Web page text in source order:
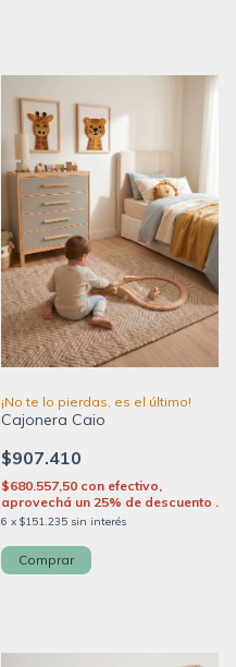
Cajonera Caio
$907.410
6 x $151.235 sin interés
$680.557,50 con efectivo,
aprovechá un 25% de descuento .
¡No te lo pierdas, es el último!